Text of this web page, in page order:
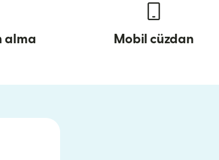
alma Mobil cüzdan